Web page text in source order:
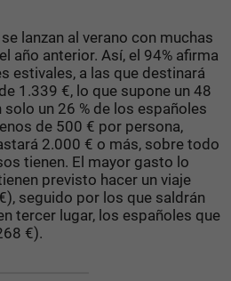
lanzan al verano con muchas
año anterior. Así, el 94% afirma
estivales, a las que destinará
1.339 €, lo que supone un 48
solo un 26 % de los españoles
de 500 € por persona,
2.000 € o más, sobre todo
tienen. El mayor gasto lo
previsto hacer un viaje
seguido por los que saldrán
tercer lugar, los españoles que
€).